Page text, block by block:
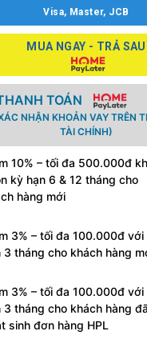
Visa, Master, JCB
MUA NGAY - TRẢ SAU
TOÁN
NHẬN KHOẢN VAY TRÊN
TÀI CHÍNH)
10% – tối đa 500.000đ
kỳ hạn 6 & 12 tháng cho
hàng mới
3% – tối đa 100.000đ với
3 tháng cho khách hàng
3% – tối đa 100.000đ với
3 tháng cho khách hàng đã
sinh đơn hàng HPL